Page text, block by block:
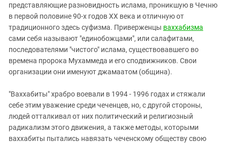
представляющие разновидность ислама, проникшую в Чечню
в первой половине 90-х годов ХХ века и отличную от
традиционного здесь суфизма. Приверженцы ваххабизма
сами себя называют "единобожцами", или салафитами,
последователями "чистого" ислама, существовавшего во
времена пророка Мухаммеда и его сподвижников. Свои
организации они именуют джамаатом (община).
"Ваххабиты" храбро воевали в 1994 - 1996 годах и стяжали
себе этим уважение среди чеченцев, но, с другой стороны,
людей отталкивал от них политический и религиозный
радикализм этого движения, а также методы, которыми
ваххабиты пытались навязать чеченскому обществу свою